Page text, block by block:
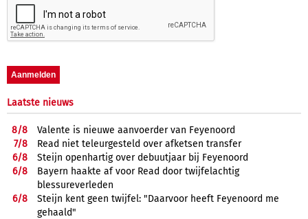
Laatste nieuws
8/8
Valente is nieuwe aanvoerder van Feyenoord
7/8
Read niet teleurgesteld over afketsen transfer
6/8
Steijn openhartig over debuutjaar bij Feyenoord
6/8
Bayern haakte af voor Read door twijfelachtig
blessureverleden
6/8
Steijn kent geen twijfel: "Daarvoor heeft Feyenoord me
gehaald"